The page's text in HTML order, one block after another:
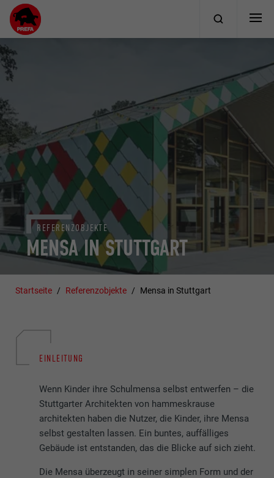
MENSA IN STUTTGART
REFERENZOBJEKTE
Startseite Referenzobjekte Mensa in Stuttgart
EINLEITUNG
Wenn Kinder ihre Schulmensa selbst entwerfen – die
Stuttgarter Architekten von hammeskrause
architekten haben die Nutzer, die Kinder, ihre Mensa
selbst gestalten lassen. Ein buntes, auffälliges
Gebäude ist entstanden, das die Blicke auf sich zieht.
Die Mensa überzeugt in seiner simplen Form und der